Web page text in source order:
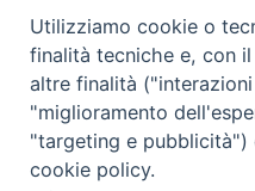
Cancelleria (richiesta
canc.curia.iglesias@tiscali.it
Comunicazione & media
ucs.iglesias@gmail.com
Utilizziamo cookie o
finalità tecniche e, con
altre finalità
"miglioramento
"targeting e pubblicità")
cookie policy.